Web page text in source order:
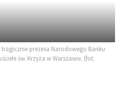
prezesa Narodowego Banku
św. Krzyża w Warszawie. (fot.